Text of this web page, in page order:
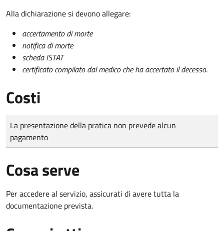
Alla dichiarazione si devono allegare:
accertamento di morte
notifica di morte
scheda ISTAT
certificato compilato dal medico che ha accertato il decesso.
Costi
Tipo di pagamento
Importo
La presentazione della pratica non prevede alcun
pagamento
Cosa serve
Per accedere al servizio, assicurati di avere tutta la
documentazione prevista.